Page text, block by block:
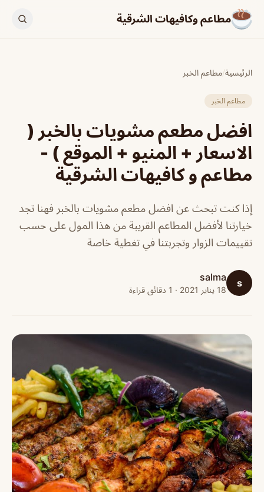
مطاعم وكافيهات الشرقية
الرئيسية/مطاعم الخبر
مطاعم الخبر
افضل مطعم مشويات بالخبر (
الاسعار + المنيو + الموقع ) -
مطاعم و كافيهات الشرقية
إذا كنت تبحث عن افضل مطعم مشويات بالخبر فهنا تجد
خيارتنا لأفضل المطاعم القريبة من هذا المول على حسب
تقييمات الزوار وتجربتنا في تغطية خاصة
s
salma
18 يناير 2021 · 1 دقائق قراءة